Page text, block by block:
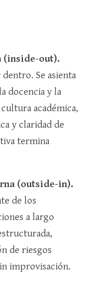
(inside-out).
Se asienta
docencia y la
académica,
y claridad de
termina
(outside-in).
de los
a largo
de riesgos
improvisación.